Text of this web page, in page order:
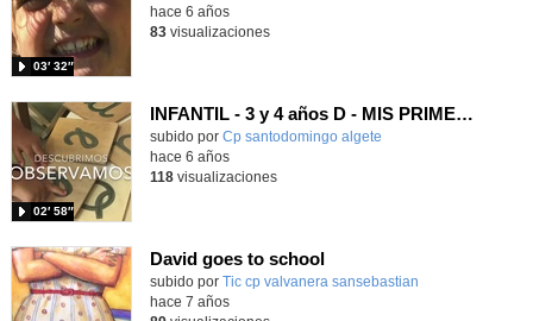
03′ 32″
hace 6 años
83visualizaciones
INFANTIL - 3 y 4 años D - MIS PRIMEROS DÍAS - ACTIVIDADES
subido por Cp santodomingo algete
02′ 58″
hace 6 años
118visualizaciones
David goes to school
Contenido educativo.
subido por Tic cp valvanera sansebastian
hace 7 años